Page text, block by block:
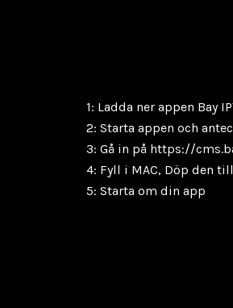
1: Ladda ner appen Bay
2: Starta appen och
3: Gå in på https://
4: Fyll i MAC, Döp den
5: Starta om din app